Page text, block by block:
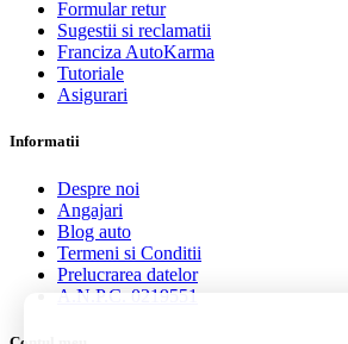
Formular retur
Sugestii si reclamatii
Franciza AutoKarma
Tutoriale
Asigurari
Informatii
Despre noi
Angajari
Blog auto
Termeni si Conditii
Prelucrarea datelor
A.N.P.C. 0219551